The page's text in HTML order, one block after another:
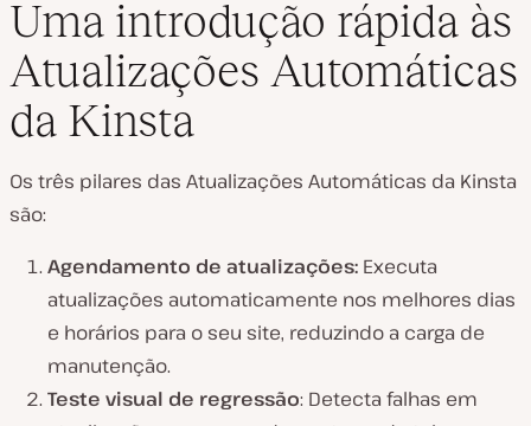
Uma introdução rápida às
Atualizações Automáticas
da Kinsta
Os três pilares das Atualizações Automáticas da Kinsta
são:
Agendamento de atualizações: Executa
atualizações automaticamente nos melhores dias
e horários para o seu site, reduzindo a carga de
manutenção.
Teste visual de regressão: Detecta falhas em